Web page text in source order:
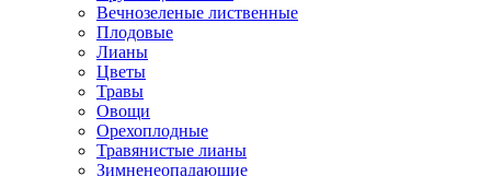
Вечнозеленые лиственные
Плодовые
Лианы
Цветы
Травы
Овощи
Орехоплодные
Травянистые лианы
Зимненеопадающие